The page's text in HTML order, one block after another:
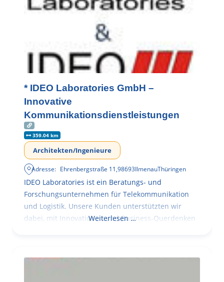
* IDEO Laboratories GmbH –
Innovative
Kommunikationsdienstleistungen
359.04 km
Architekten/Ingenieure
Adresse: Ehrenbergstraße 11,98693IlmenauThüringen
IDEO Laboratories ist ein Beratungs- und
Forschungsunternehmen für Telekommunikation
und Logistik. Unsere Kunden unterstützten wir
dabei, mit Innovationen und Business-Querdenken
Weiterlesen …